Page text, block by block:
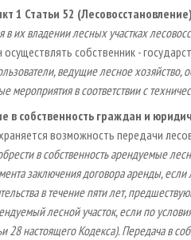
1 Статьи 52 (Лесовосстановление)
в их владении лесных участках
собственник -
ведущие лесное хозяйство,
мероприятия в соответствии с
в собственность граждан и
возможность передачи
в собственность арендуемые
заключения договора аренды,
в течение пяти лет,
лесной участок, если по
28 настоящего Кодекса). Передача в